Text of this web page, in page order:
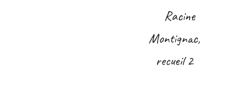
Racine
Montignac,
recueil 2